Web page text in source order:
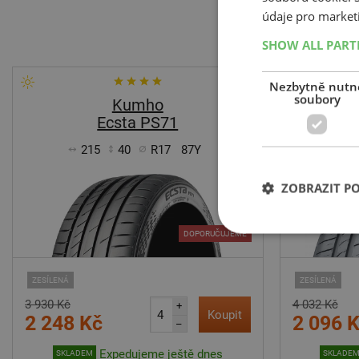
Kumho
Ecsta PS71
215 40 R17 87Y
ZESÍLENÁ
DOPORUČUJEME
3 930 Kč
2 248 Kč
+
–
Koupit
SKLADEM Expedujeme ještě dnes
ZESÍLENÁ
4 032 Kč
2 096
SKLADEM
údaje pro
SHOW ALL
Nezbytně
soubory
ZOBRAZIT